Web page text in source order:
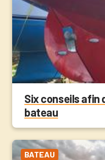
Six conseils afin
bateau
BATEAU